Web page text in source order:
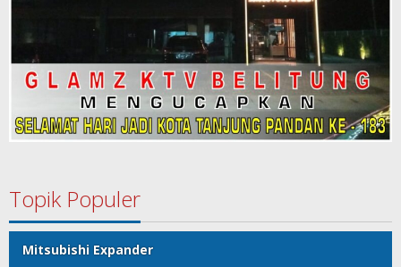
Topik Populer
Mitsubishi Expander